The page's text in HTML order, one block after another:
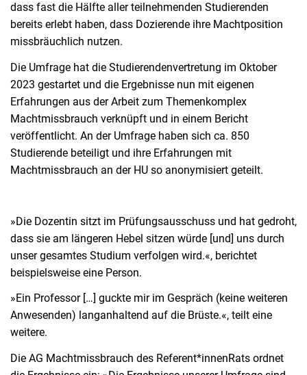
dass fast die Hälfte aller teilnehmenden Studierenden
bereits erlebt haben, dass Dozierende ihre Machtposition
missbräuchlich nutzen.
Die Umfrage hat die Studierendenvertretung im Oktober
2023 gestartet und die Ergebnisse nun mit eigenen
Erfahrungen aus der Arbeit zum Themenkomplex
Machtmissbrauch verknüpft und in einem Bericht
veröffentlicht. An der Umfrage haben sich ca. 850
Studierende beteiligt und ihre Erfahrungen mit
Machtmissbrauch an der HU so anonymisiert geteilt.
»Die Dozentin sitzt im Prüfungsausschuss und hat gedroht,
dass sie am längeren Hebel sitzen würde [und] uns durch
unser gesamtes Studium verfolgen wird.«, berichtet
beispielsweise eine Person.
»Ein Professor […] guckte mir im Gespräch (keine weiteren
Anwesenden) langanhaltend auf die Brüste.«, teilt eine
weitere.
Die AG Machtmissbrauch des Referent*innenRats ordnet